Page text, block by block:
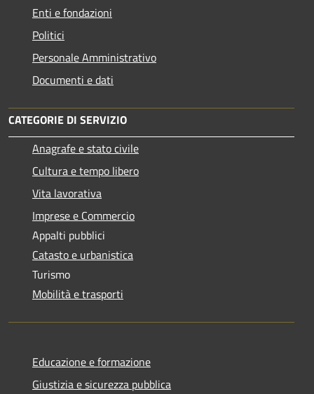
Enti e fondazioni
Politici
Personale Amministrativo
Documenti e dati
CATEGORIE DI SERVIZIO
Anagrafe e stato civile
Cultura e tempo libero
Vita lavorativa
Imprese e Commercio
Appalti pubblici
Catasto e urbanistica
Turismo
Mobilità e trasporti
Educazione e formazione
Giustizia e sicurezza pubblica